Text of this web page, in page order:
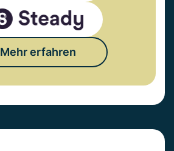
Mehr erfahren